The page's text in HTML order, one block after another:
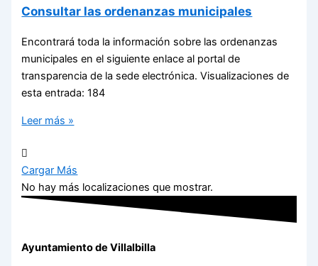
Consultar las ordenanzas municipales
Encontrará toda la información sobre las ordenanzas
municipales en el siguiente enlace al portal de
transparencia de la sede electrónica. Visualizaciones de
esta entrada: 184
Leer más »
Cargar Más
No hay más localizaciones que mostrar.
Ayuntamiento de Villalbilla